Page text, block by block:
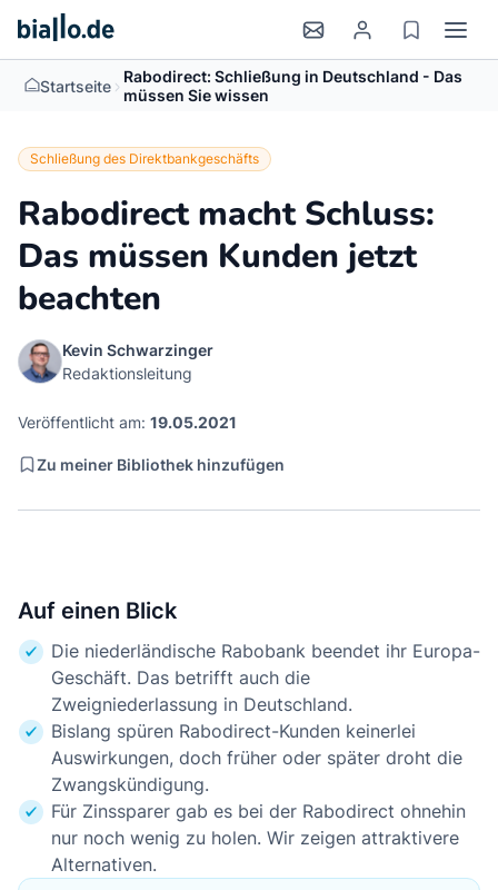
Startseite > Rabodirect: Schließung in Deutschland - Das
müssen Sie wissen
Schließung des Direktbankgeschäfts
Rabodirect macht Schluss:
Das müssen Kunden jetzt
beachten
Kevin Schwarzinger
Redaktionsleitung
Veröffentlicht am: 19.05.2021
Zu meiner Bibliothek hinzufügen
Auf einen Blick
Die niederländische Rabobank beendet ihr Europa-
Geschäft. Das betrifft auch die
Zweigniederlassung in Deutschland.
Bislang spüren Rabodirect-Kunden keinerlei
Auswirkungen, doch früher oder später droht die
Zwangskündigung.
Für Zinssparer gab es bei der Rabodirect ohnehin
nur noch wenig zu holen. Wir zeigen attraktivere
Alternativen.